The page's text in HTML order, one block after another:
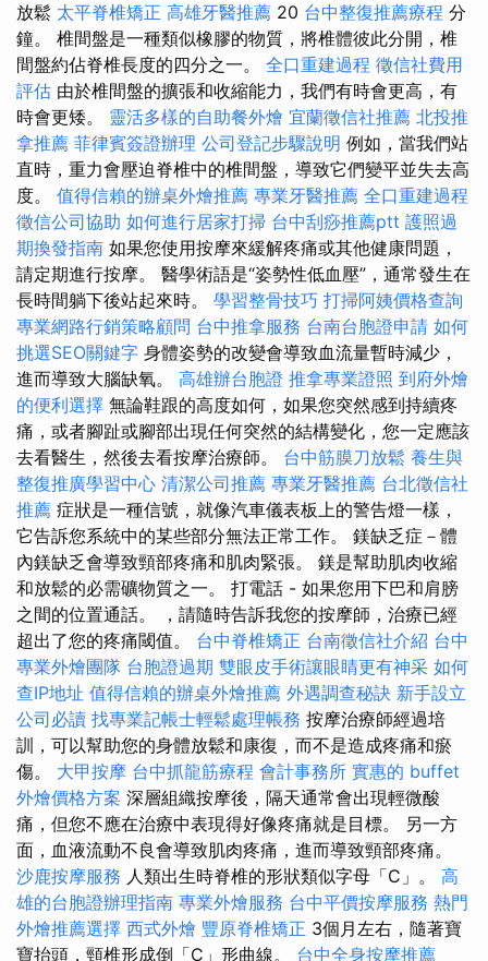
放鬆 太平脊椎矯正 高雄牙醫推薦 20 台中整復推薦療程 分
鐘。 椎間盤是一種類似橡膠的物質，將椎體彼此分開，椎
間盤約佔脊椎長度的四分之一。 全口重建過程 徵信社費用
評估 由於椎間盤的擴張和收縮能力，我們有時會更高，有
時會更矮。 靈活多樣的自助餐外燴 宜蘭徵信社推薦 北投推
拿推薦 菲律賓簽證辦理 公司登記步驟說明 例如，當我們站
直時，重力會壓迫脊椎中的椎間盤，導致它們變平並失去高
度。 值得信賴的辦桌外燴推薦 專業牙醫推薦 全口重建過程
徵信公司協助 如何進行居家打掃 台中刮痧推薦ptt 護照過
期換發指南 如果您使用按摩來緩解疼痛或其他健康問題，
請定期進行按摩。 醫學術語是“姿勢性低血壓”，通常發生在
長時間躺下後站起來時。 學習整骨技巧 打掃阿姨價格查詢
專業網路行銷策略顧問 台中推拿服務 台南台胞證申請 如何
挑選SEO關鍵字 身體姿勢的改變會導致血流量暫時減少，
進而導致大腦缺氧。 高雄辦台胞證 推拿專業證照 到府外燴
的便利選擇 無論鞋跟的高度如何，如果您突然感到持續疼
痛，或者腳趾或腳部出現任何突然的結構變化，您一定應該
去看醫生，然後去看按摩治療師。 台中筋膜刀放鬆 養生與
整復推廣學習中心 清潔公司推薦 專業牙醫推薦 台北徵信社
推薦 症狀是一種信號，就像汽車儀表板上的警告燈一樣，
它告訴您系統中的某些部分無法正常工作。 鎂缺乏症－體
內鎂缺乏會導致頸部疼痛和肌肉緊張。 鎂是幫助肌肉收縮
和放鬆的必需礦物質之一。 打電話 - 如果您用下巴和肩膀
之間的位置通話。 ，請隨時告訴我您的按摩師，治療已經
超出了您的疼痛閾值。 台中脊椎矯正 台南徵信社介紹 台中
專業外燴團隊 台胞證過期 雙眼皮手術讓眼睛更有神采 如何
查IP地址 值得信賴的辦桌外燴推薦 外遇調查秘訣 新手設立
公司必讀 找專業記帳士輕鬆處理帳務 按摩治療師經過培
訓，可以幫助您的身體放鬆和康復，而不是造成疼痛和瘀
傷。 大甲按摩 台中抓龍筋療程 會計事務所 實惠的 buffet
外燴價格方案 深層組織按摩後，隔天通常會出現輕微酸
痛，但您不應在治療中表現得好像疼痛就是目標。 另一方
面，血液流動不良會導致肌肉疼痛，進而導致頸部疼痛。
沙鹿按摩服務 人類出生時脊椎的形狀類似字母「C」。 高
雄的台胞證辦理指南 專業外燴服務 台中平價按摩服務 熱門
外燴推薦選擇 西式外燴 豐原脊椎矯正 3個月左右，隨著寶
寶抬頭，頸椎形成倒「C」形曲線。 台中全身按摩推薦